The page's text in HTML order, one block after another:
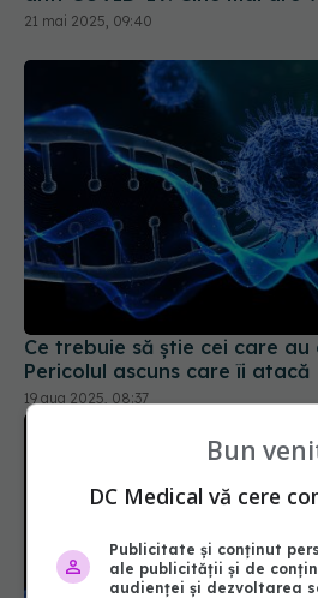
Ce trebuie să știe cei care au
Pericolul ascuns care îi atacă
19 aug 2025, 08:37
Bun
DC Medical vă cere
Publicitate și conținut
ale publicității și de
audienței și dezvoltarea